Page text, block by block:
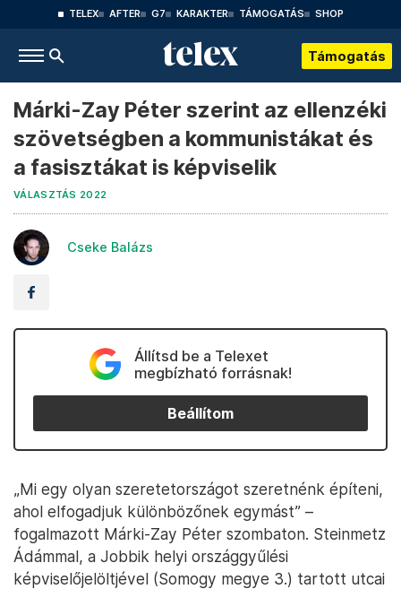
TELEX AFTER G7 KARAKTER TÁMOGATÁS SHOP
Támogatás
Márki-Zay Péter szerint az ellenzéki
szövetségben a kommunistákat és
a fasisztákat is képviselik
VÁLASZTÁS 2022
Cseke Balázs
Állítsd be a Telexet
megbízható forrásnak!
Beállítom
„Mi egy olyan szeretetországot szeretnénk építeni,
ahol elfogadjuk különbözőnek egymást” –
fogalmazott Márki-Zay Péter szombaton. Steinmetz
Ádámmal, a Jobbik helyi országgyűlési
képviselőjelöltjével (Somogy megye 3.) tartott utcai